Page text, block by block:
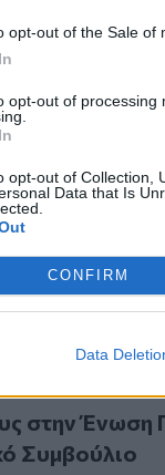
opt-out of the Sale of
opt-out of processing
opt-out of Collection,
Data that Is
CONFIRM
Data
εκπρόσωποι της
οι 8
Ένωση
στην Ένωση
Συμβούλιο